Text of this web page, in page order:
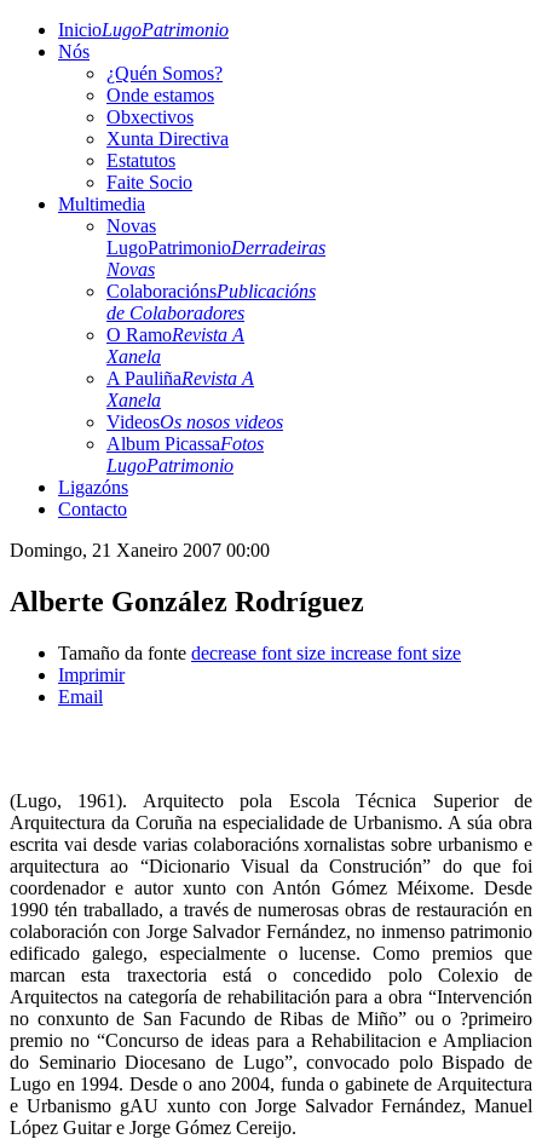
InicioLugoPatrimonio
Nós
¿Quén Somos?
Onde estamos
Obxectivos
Xunta Directiva
Estatutos
Faite Socio
Multimedia
Novas
LugoPatrimonioDerradeiras
Novas
ColaboraciónsPublicacións
de Colaboradores
O RamoRevista A
Xanela
A PauliñaRevista A
Xanela
VideosOs nosos videos
Album PicassaFotos
LugoPatrimonio
Ligazóns
Contacto
Domingo, 21 Xaneiro 2007 00:00
Alberte González Rodríguez
Tamaño da fonte decrease font size increase font size
Imprimir
Email
(Lugo, 1961). Arquitecto pola Escola Técnica Superior de
Arquitectura da Coruña na especialidade de Urbanismo. A súa obra
escrita vai desde varias colaboracións xornalistas sobre urbanismo e
arquitectura ao “Dicionario Visual da Construción” do que foi
coordenador e autor xunto con Antón Gómez Méixome. Desde
1990 tén traballado, a través de numerosas obras de restauración en
colaboración con Jorge Salvador Fernández, no inmenso patrimonio
edificado galego, especialmente o lucense. Como premios que
marcan esta traxectoria está o concedido polo Colexio de
Arquitectos na categoría de rehabilitación para a obra “Intervención
no conxunto de San Facundo de Ribas de Miño” ou o ?primeiro
premio no “Concurso de ideas para a Rehabilitacion e Ampliacion
do Seminario Diocesano de Lugo”, convocado polo Bispado de
Lugo en 1994. Desde o ano 2004, funda o gabinete de Arquitectura
e Urbanismo gAU xunto con Jorge Salvador Fernández, Manuel
López Guitar e Jorge Gómez Cereijo.